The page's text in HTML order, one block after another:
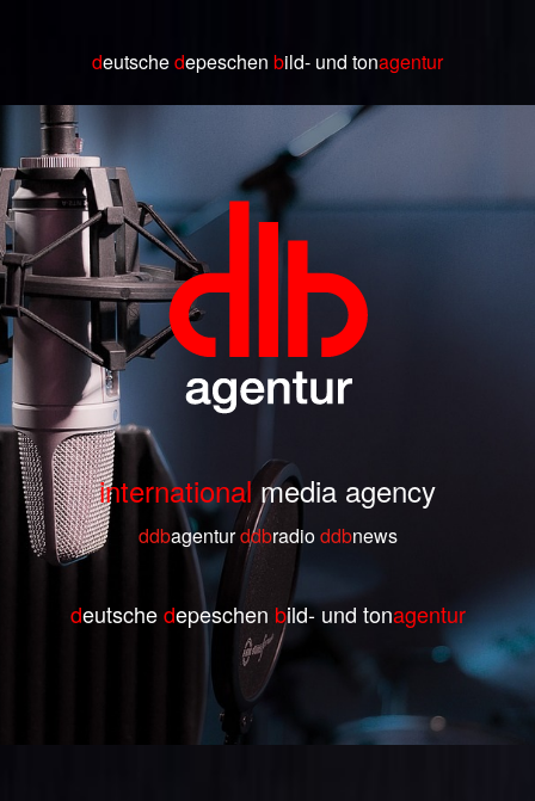
deutschedepeschen bild- und tonagentur
internationalmedia agency
ddbagenturddbradioddbnews
deutschedepeschen bild- und tonagentur